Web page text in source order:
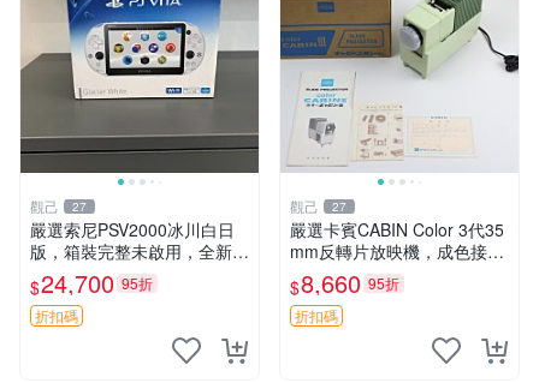
觀己 27
嚴選索尼PSV2000冰川白日
版，箱裝完整未啟用，全新如
初體驗電子新品推薦遊戲掌機
嚴選收藏 psv2000 日版 新三
色冰川 白 新品 掌上遊戲機
$24,700 95折
折扣碼
觀己 27
嚴選卡賓CABIN Color 3代35
mm反轉片放映機，成色接近
全新，隨附原裝說明書與包裝
盒，支持110V電源 反轉片放
映機 CABIN Color
$8,660 95折
折扣碼